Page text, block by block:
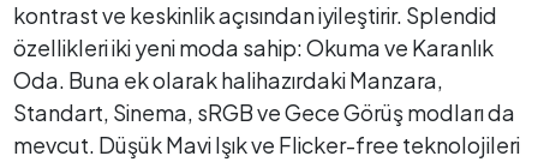
kontrast ve keskinlik açısından iyileştirir. Splendid
özellikleri iki yeni moda sahip: Okuma ve Karanlık
Oda. Buna ek olarak halihazırdaki Manzara,
Standart, Sinema, sRGB ve Gece Görüş modları da
mevcut. Düşük Mavi Işık ve Flicker-free teknolojileri